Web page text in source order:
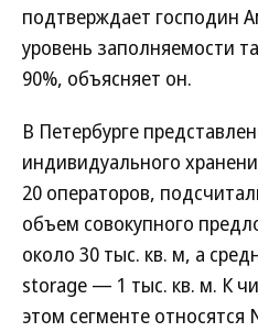
подтверждает господин
уровень заполняемости
90%, объясняет он.
В Петербурге
индивидуального
20 операторов,
объем совокупного
около 30 тыс. кв. м, а
storage — 1 тыс. кв. м. К
этом сегменте относятся